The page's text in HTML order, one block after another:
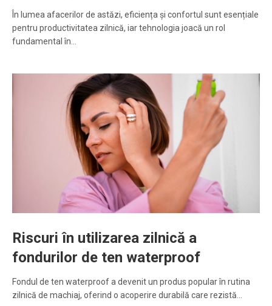
În lumea afacerilor de astăzi, eficiența și confortul sunt esențiale
pentru productivitatea zilnică, iar tehnologia joacă un rol
fundamental în…
Riscuri în utilizarea zilnică a
fondurilor de ten waterproof
Fondul de ten waterproof a devenit un produs popular în rutina
zilnică de machiaj, oferind o acoperire durabilă care rezistă…